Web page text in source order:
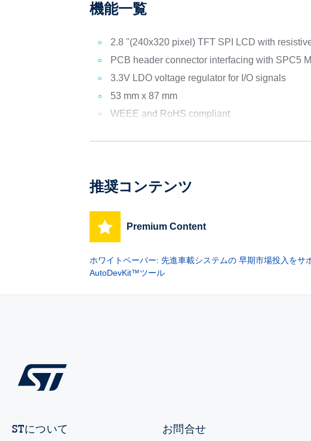
機能一覧
2.8 "(240x320 pixel) TFT SPI LCD with
PCB header connector interfacing with SPC5
3.3V LDO voltage regulator for I/O signals
53 mm x 87 mm
WEEE and RoHS compliant
推奨コンテンツ
Premium Content
ホワイトペーパー: 先進車載システムの 早期市場投入をサ
AutoDevKit™ツール
STについて お問合せ